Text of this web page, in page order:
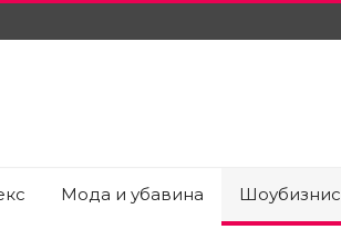
Мода и убавина Шоубизнис